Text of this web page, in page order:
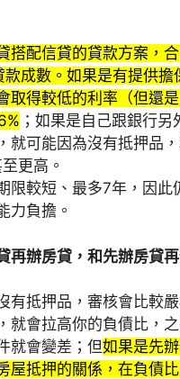
搭配信貸的貸款方案，
成數。如果是有提供擔
取得較低的利率（但還
；如果是自己跟銀行另
就可能因為沒有抵押品
更高。
限較短、最多7年，因此
力負擔。
再辦房貸，和先辦房貸
有抵押品，審核會比較
就會拉高你的負債比，
就會變差；但如果是先辦
屋抵押的關係，在負債